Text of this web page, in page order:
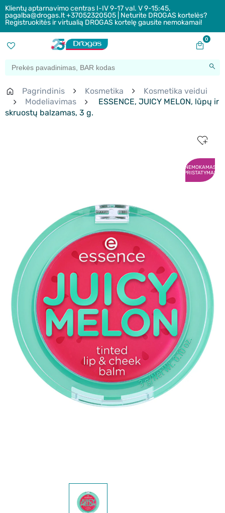
Klientų aptarnavimo centras I-IV 9-17 val. V 9-15:45,
pagalba@drogas.lt +37052320505 | Neturite DROGAS kortelės?
Registruokitės ir virtualią DROGAS kortelę gausite nemokamai!
0
Pagrindinis Kosmetika
Kosmetika veidui
Modeliavimas
ESSENCE, JUICY MELON, lūpų ir
skruostų balzamas, 3 g.
NEMOKAMAS
PRISTATYMAS